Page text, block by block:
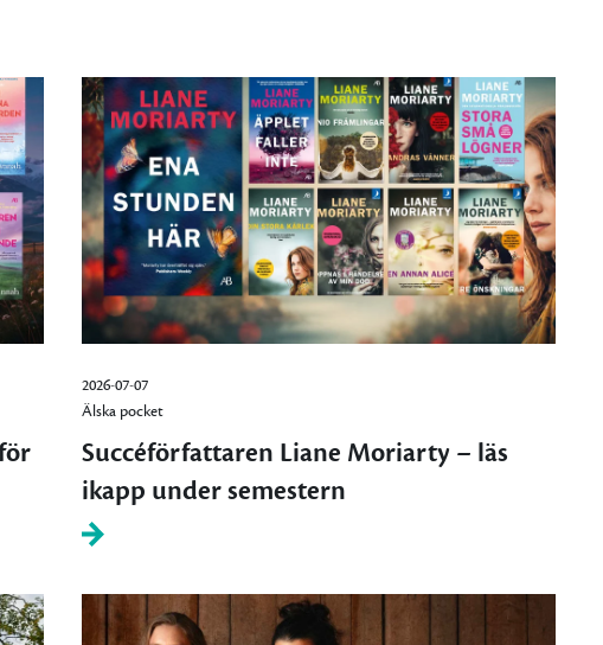
2026-07-07
Älska pocket
Succéförfattaren Liane Moriarty – läs
ikapp under semestern